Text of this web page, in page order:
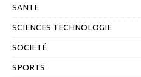
SANTE
SCIENCES TECHNOLOGIE
SOCIETÉ
SPORTS